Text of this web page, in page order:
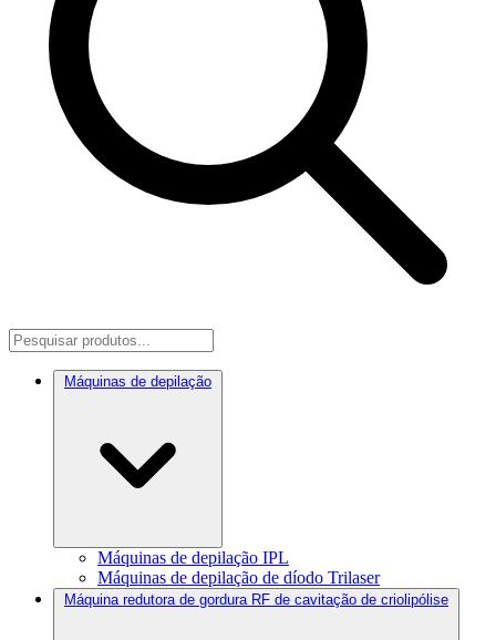
Máquinas de depilação
Máquinas de depilação IPL
Máquinas de depilação de díodo Trilaser
Máquina redutora de gordura RF de cavitação de criolipólise